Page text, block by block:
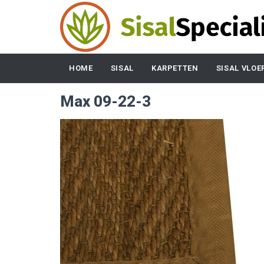
HOME SISAL KARPETTEN SISAL
Max 09-22-3